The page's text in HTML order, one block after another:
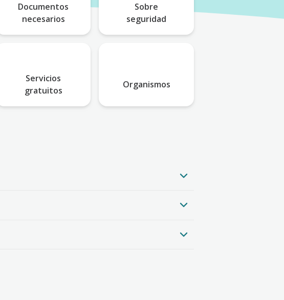
Documentos
necesarios
Sobre
seguridad
Servicios
gratuitos
Organismos